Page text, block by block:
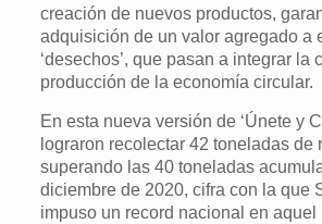
creación de nuevos productos,
adquisición de un valor agregado a
‘desechos’, que pasan a integrar la
producción de la economía circular.
En esta nueva versión de ‘Únete y
lograron recolectar 42 toneladas de
superando las 40 toneladas
diciembre de 2020, cifra con la que
impuso un record nacional en aquel